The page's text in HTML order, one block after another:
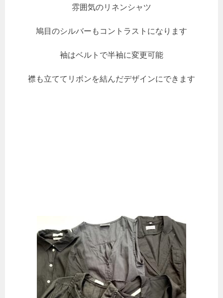
雰囲気のリネンシャツ
鳩目のシルバーもコントラストになります
袖はベルトで半袖に変更可能
襟も立ててリボンを結んだデザインにできます